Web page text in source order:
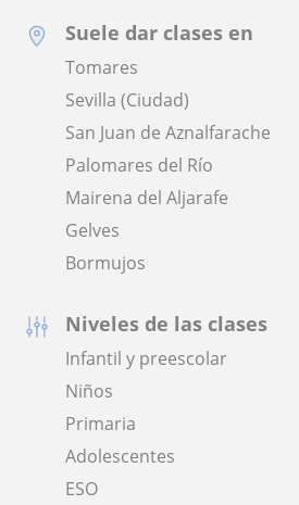
Suele dar clases en
Tomares
Sevilla (Ciudad)
San Juan de Aznalfarache
Palomares del Río
Mairena del Aljarafe
Gelves
Bormujos
Niveles de las clases
Infantil y preescolar
Niños
Primaria
Adolescentes
ESO